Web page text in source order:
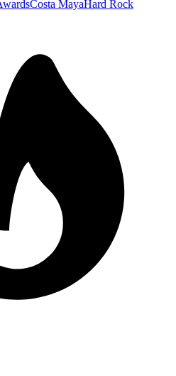
Costa MayaHard Rock